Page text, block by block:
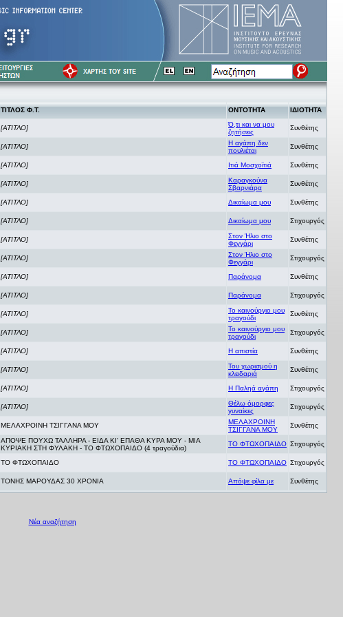
ΤΙΤΛΟΣ Φ.Τ. ΟΝΤΟΤΗΤΑ
ΙΔΙΟΤΗΤΑ
[ΑΤΙΤΛΟ]
Ό,τι και να μου
ζητήσεις
Συνθέτης
[ΑΤΙΤΛΟ]
Η αγάπη δεν
πουλιέται
Συνθέτης
[ΑΤΙΤΛΟ] Ιτιά Μοσχοϊτιά
Συνθέτης
[ΑΤΙΤΛΟ]
Καραγκούνα
Σβαρνιάρα
Συνθέτης
[ΑΤΙΤΛΟ] Δικαίωμα μου
Συνθέτης
[ΑΤΙΤΛΟ] Δικαίωμα μου
Στιχουργός
[ΑΤΙΤΛΟ]
Στον Ήλιο στο
Φεγγάρι
Συνθέτης
[ΑΤΙΤΛΟ]
Στον Ήλιο στο
Φεγγάρι
Στιχουργός
[ΑΤΙΤΛΟ] Παράνομα
Συνθέτης
[ΑΤΙΤΛΟ] Παράνομα
Στιχουργός
[ΑΤΙΤΛΟ]
Το καινούργιο μου
τραγούδι
Συνθέτης
[ΑΤΙΤΛΟ]
Το καινούργιο μου
τραγούδι
Στιχουργός
[ΑΤΙΤΛΟ] Η απιστία
Συνθέτης
[ΑΤΙΤΛΟ]
Του χωρισμού η
κλειδαριά
Συνθέτης
[ΑΤΙΤΛΟ] Η Παληά αγάπη
Στιχουργός
[ΑΤΙΤΛΟ]
Θέλω όμορφες
γυναίκες
Στιχουργός
ΜΕΛΑΧΡΟΙΝΗ ΤΣΙΓΓΑΝΑ ΜΟΥ
ΜΕΛΑΧΡΟΙΝΗ
ΤΣΙΓΓΑΝΑ ΜΟΥ
Συνθέτης
ΑΠΟΨΕ ΠΟΥΧΩ ΤΑΛΛΗΡΑ - ΕΙΔΑ ΚΙ' ΕΠΑΘΑ ΚΥΡΑ ΜΟΥ - ΜΙΑ
ΚΥΡΙΑΚΗ ΣΤΗ ΦΥΛΑΚΗ - ΤΟ ΦΤΩΧΟΠΑΙΔΟ (4 τραγούδια)
ΤΟ ΦΤΩΧΟΠΑΙΔΟ Στιχουργός
ΤΟ ΦΤΩΧΟΠΑΙΔΟ ΤΟ ΦΤΩΧΟΠΑΙΔΟ Στιχουργός
ΤΟΝΗΣ ΜΑΡΟΥΔΑΣ 30 ΧΡΟΝΙΑ Απόψε φίλα με Συνθέτης
Νέα αναζήτηση